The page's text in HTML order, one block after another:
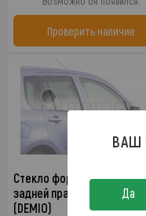
Проверить наличие
Стекло форточки (уголок)
задней правой двери
(DEMIO)
ВАШ
Да